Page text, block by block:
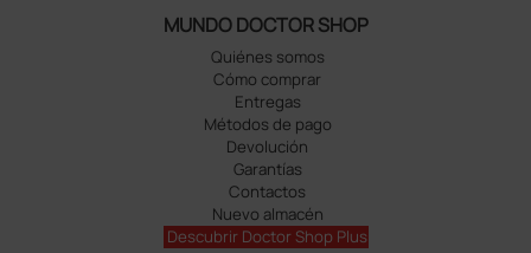
MUNDO DOCTOR SHOP
Quiénes somos
Cómo comprar
Entregas
Métodos de pago
Devolución
Garantías
Contactos
Nuevo almacén
Descubrir Doctor Shop Plus